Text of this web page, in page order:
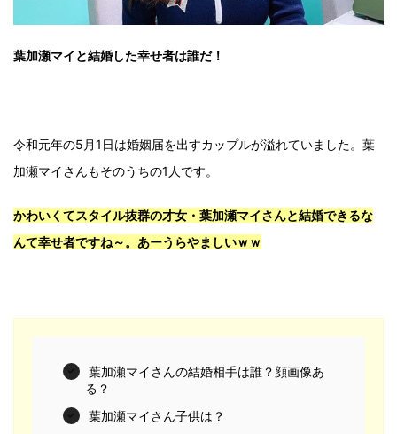
葉加瀬マイと結婚した幸せ者は誰だ！
令和元年の5月1日は婚姻届を出すカップルが溢れていました。葉
加瀬マイさんもそのうちの1人です。
かわいくてスタイル抜群の才女・葉加瀬マイさんと結婚できるな
んて幸せ者ですね～。あーうらやましいｗｗ
葉加瀬マイさんの結婚相手は誰？顔画像あ
る？
葉加瀬マイさん子供は？